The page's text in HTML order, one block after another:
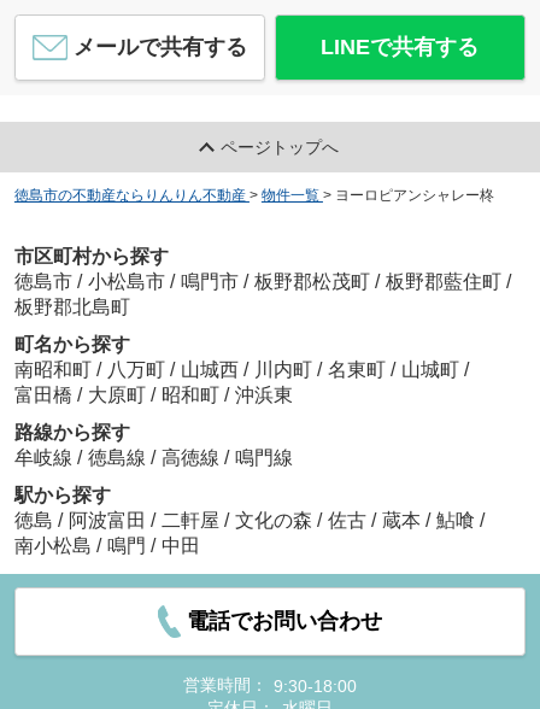
メールで共有する LINEで共有する
ページトップへ
徳島市の不動産ならりんりん不動産 > 物件一覧 > ヨーロピアンシャレー柊
市区町村から探す
徳島市 / 小松島市 / 鳴門市 / 板野郡松茂町 / 板野郡藍住町 /
板野郡北島町
町名から探す
南昭和町 / 八万町 / 山城西 / 川内町 / 名東町 / 山城町 /
富田橋 / 大原町 / 昭和町 / 沖浜東
路線から探す
牟岐線 / 徳島線 / 高徳線 / 鳴門線
駅から探す
徳島 / 阿波富田 / 二軒屋 / 文化の森 / 佐古 / 蔵本 / 鮎喰 /
南小松島 / 鳴門 / 中田
電話でお問い合わせ
営業時間：
9:30-18:00